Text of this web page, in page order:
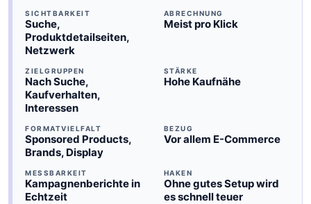
SICHTBARKEIT
Suche,
Produktdetailseiten,
Netzwerk
ABRECHNUNG
Meist pro Klick
ZIELGRUPPEN
Nach Suche,
Kaufverhalten,
Interessen
STÄRKE
Hohe Kaufnähe
FORMATVIELFALT
Sponsored Products,
Brands, Display
BEZUG
Vor allem E-Commerce
MESSBARKEIT
Kampagnenberichte in
Echtzeit
HAKEN
Ohne gutes Setup wird
es schnell teuer